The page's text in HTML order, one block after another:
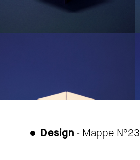
Design - Mappe N°23